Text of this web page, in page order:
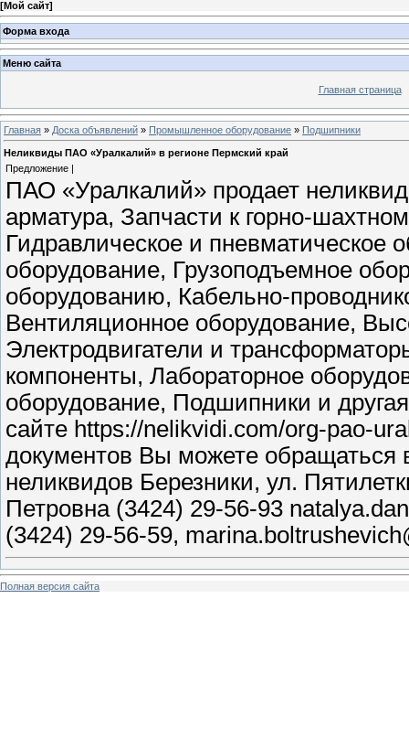
[Мой сайт]
Форма входа
Меню сайта
Главная страница
Главная » Доска объявлений » Промышленное оборудование » Подшипники
Неликвиды ПАО «Уралкалий» в регионе Пермский край
Предложение |
ПАО «Уралкалий» продает
арматура, Запчасти к горно-
Гидравлическое и пневматическое
оборудование, Грузоподъемное
оборудованию, Кабельно-
Вентиляционное оборудование,
Электродвигатели и
компоненты, Лабораторное
оборудование, Подшипники и
сайте https://nelikvidi.com/org-pao-
документов Вы можете
неликвидов Березники, ул.
Петровна (3424) 29-56-93
(3424) 29-56-59,
Полная версия сайта